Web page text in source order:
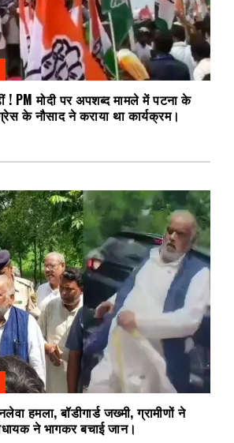
! PM मोदी पर अपशब्द मामले में पटना के
के नौसाद ने कराया था कार्यक्रम।
हमला, बॉडीगार्ड जख्मी, ग्रामीणों ने
ने भागकर बचाई जान।